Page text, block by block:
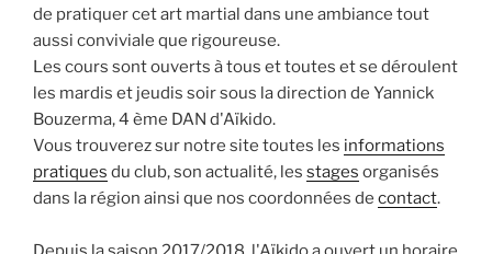
de pratiquer cet art martial dans une ambiance tout
aussi conviviale que rigoureuse.
Les cours sont ouverts à tous et toutes et se déroulent
les mardis et jeudis soir sous la direction de Yannick
Bouzerma, 4 ème DAN d'Aïkido.
Vous trouverez sur notre site toutes les informations
pratiques du club, son actualité, les stages organisés
dans la région ainsi que nos coordonnées de contact.